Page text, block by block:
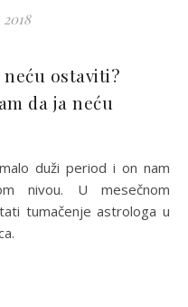
neću ostaviti?
da ja neću
duži period i on nam
nivou. U mesečnom
tumačenje astrologa u